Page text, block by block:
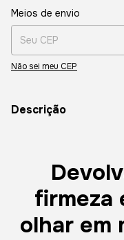
Entregas para o CEP:
Meios de envio
Não sei meu CEP
Descrição
firmeza
olhar em